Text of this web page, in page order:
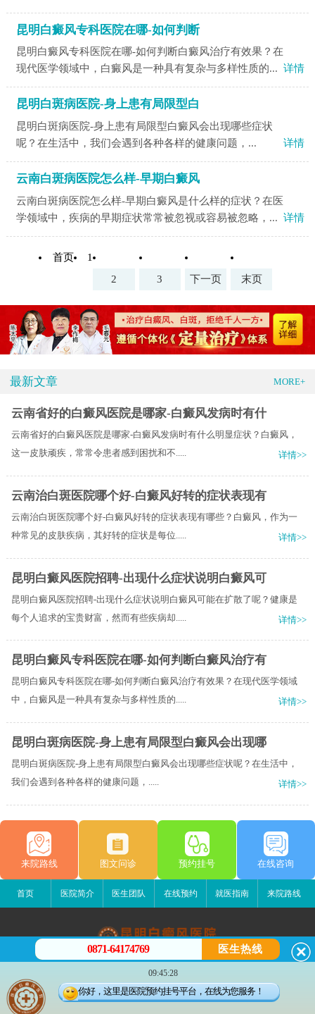
昆明白癜风专科医院在哪-如何判断
昆明白癜风专科医院在哪-如何判断白癜风治疗有效果？在
现代医学领域中，白癜风是一种具有复杂与多样性质的... 详情
昆明白斑病医院-身上患有局限型白
昆明白斑病医院-身上患有局限型白癜风会出现哪些症状
呢？​在生活中，我们会遇到各种各样的健康问题，...
详情
云南白斑病医院怎么样-早期白癜风
云南白斑病医院怎么样-早期白癜风是什么样的症状？在医
学领域中，疾病的早期症状常常被忽视或容易被忽略，... 详情
首页
1
2
3 下一页 末页
最新文章 MORE+
云南省好的白癜风医院是哪家-白癜风发病时有什
云南省好的白癜风医院是哪家-白癜风发病时有什么明显症状？白癜风，
这一皮肤顽疾，常常令患者感到困扰和不.....
详情>>
云南治白斑医院哪个好-白癜风好转的症状表现有
云南治白斑医院哪个好-白癜风好转的症状表现有哪些？白癜风，作为一
种常见的皮肤疾病，其好转的症状是每位.....
详情>>
昆明白癜风医院招聘-出现什么症状说明白癜风可
昆明白癜风医院招聘-出现什么症状说明白癜风可能在扩散了呢？健康是
每个人追求的宝贵财富，然而有些疾病却.....
详情>>
昆明白癜风专科医院在哪-如何判断白癜风治疗有
昆明白癜风专科医院在哪-如何判断白癜风治疗有效果？在现代医学领域
中，白癜风是一种具有复杂与多样性质的.....
详情>>
昆明白斑病医院-身上患有局限型白癜风会出现哪
昆明白斑病医院-身上患有局限型白癜风会出现哪些症状呢？​在生活中，
我们会遇到各种各样的健康问题，.....
详情>>
来院路线 图文问诊 预约挂号 在线咨询
首页 医院简介 医生团队 在线预约 就医指南 来院路线
昆明白癜风医院
昆明市五华区护国路2号
版权所有：昆明白癜风医院
联系电话：0871-64174769
0871-64174769 医生热线
09:45:28
你好，这里是医院预约挂号平台，在线为您服务！